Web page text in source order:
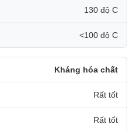
130 độ C
<100 độ C
Kháng hóa chất
Rất tốt
Rất tốt